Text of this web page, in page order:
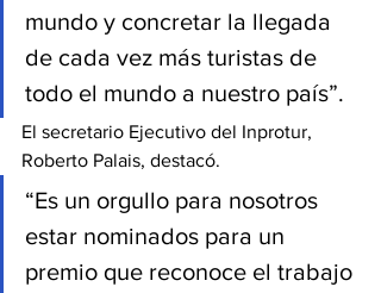
mundo y concretar la llegada
de cada vez más turistas de
todo el mundo a nuestro país”.
El secretario Ejecutivo del Inprotur,
Roberto Palais, destacó.
“Es un orgullo para nosotros
estar nominados para un
premio que reconoce el trabajo